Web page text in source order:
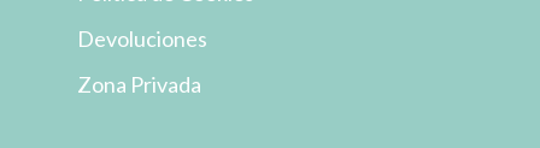
Devoluciones
Zona Privada